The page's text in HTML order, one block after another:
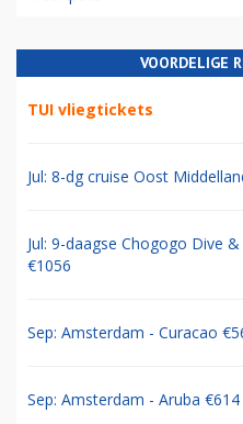
VOORDELIGE
TUI vliegtickets
Jul: 8-dg cruise Oost
Jul: 9-daagse Chogogo Dive
€1056
Sep: Amsterdam - Curacao
Sep: Amsterdam - Aruba €614